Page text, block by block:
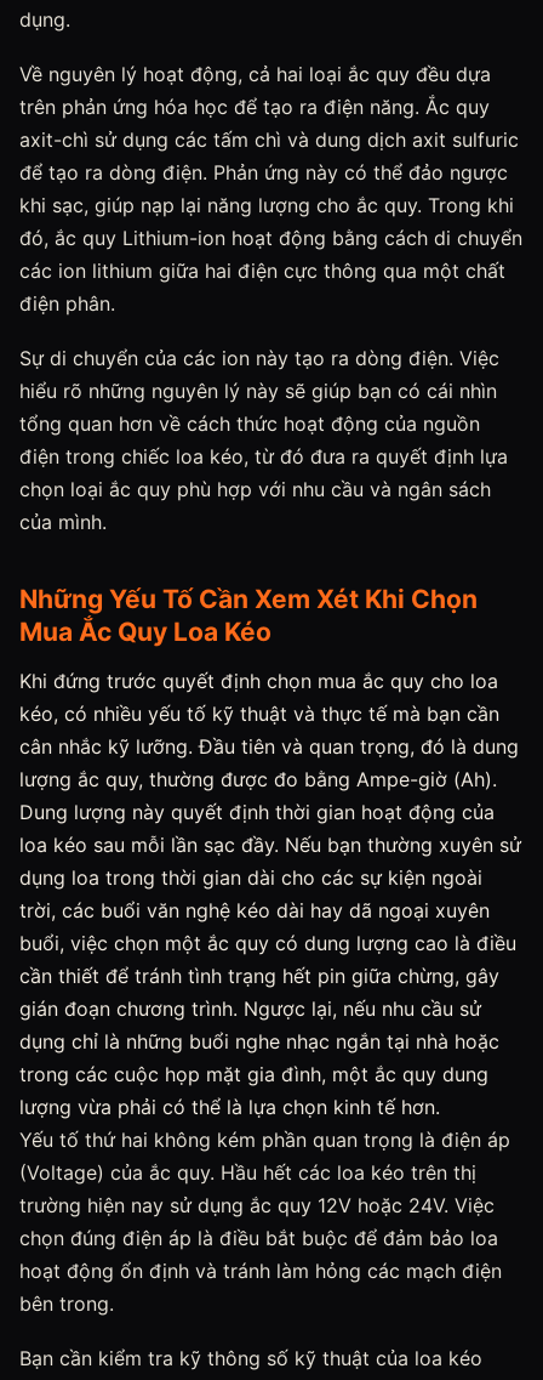
dụng.
Về nguyên lý hoạt động, cả hai loại ắc quy đều dựa
trên phản ứng hóa học để tạo ra điện năng. Ắc quy
axit-chì sử dụng các tấm chì và dung dịch axit sulfuric
để tạo ra dòng điện. Phản ứng này có thể đảo ngược
khi sạc, giúp nạp lại năng lượng cho ắc quy. Trong khi
đó, ắc quy Lithium-ion hoạt động bằng cách di chuyển
các ion lithium giữa hai điện cực thông qua một chất
điện phân.
Sự di chuyển của các ion này tạo ra dòng điện. Việc
hiểu rõ những nguyên lý này sẽ giúp bạn có cái nhìn
tổng quan hơn về cách thức hoạt động của nguồn
điện trong chiếc loa kéo, từ đó đưa ra quyết định lựa
chọn loại ắc quy phù hợp với nhu cầu và ngân sách
của mình.
Những Yếu Tố Cần Xem Xét Khi Chọn
Mua Ắc Quy Loa Kéo
Khi đứng trước quyết định chọn mua ắc quy cho loa
kéo, có nhiều yếu tố kỹ thuật và thực tế mà bạn cần
cân nhắc kỹ lưỡng. Đầu tiên và quan trọng, đó là dung
lượng ắc quy, thường được đo bằng Ampe-giờ (Ah).
Dung lượng này quyết định thời gian hoạt động của
loa kéo sau mỗi lần sạc đầy. Nếu bạn thường xuyên sử
dụng loa trong thời gian dài cho các sự kiện ngoài
trời, các buổi văn nghệ kéo dài hay dã ngoại xuyên
buổi, việc chọn một ắc quy có dung lượng cao là điều
cần thiết để tránh tình trạng hết pin giữa chừng, gây
gián đoạn chương trình. Ngược lại, nếu nhu cầu sử
dụng chỉ là những buổi nghe nhạc ngắn tại nhà hoặc
trong các cuộc họp mặt gia đình, một ắc quy dung
lượng vừa phải có thể là lựa chọn kinh tế hơn.
Yếu tố thứ hai không kém phần quan trọng là điện áp
(Voltage) của ắc quy. Hầu hết các loa kéo trên thị
trường hiện nay sử dụng ắc quy 12V hoặc 24V. Việc
chọn đúng điện áp là điều bắt buộc để đảm bảo loa
hoạt động ổn định và tránh làm hỏng các mạch điện
bên trong.
Bạn cần kiểm tra kỹ thông số kỹ thuật của loa kéo